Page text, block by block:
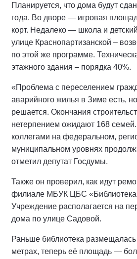
Планируется, что дома будут
года. Во дворе — игровая
корт. Недалеко — школа и
улице Краснопартизанской –
по этой же программе.
этажного здания – порядка 40%.
«Проблема с переселением
аварийного жилья в Зиме есть,
решается. Окончания
нетерпением ожидают 168
коллегами на федеральном,
муниципальном уровнях
отметил депутат Госдумы.
Также он проверил, как идут
филиале МБУК ЦБС
Учреждение располагается на
дома по улице Садовой.
Раньше библиотека
метрах, теперь её площадь —